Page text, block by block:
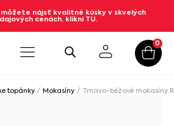
môžete nájsť kvalitné kúsky v skvelých
cenách. klikni TU.
0
topánky/ Mokasíny / Tmavo-béžové mokasíny